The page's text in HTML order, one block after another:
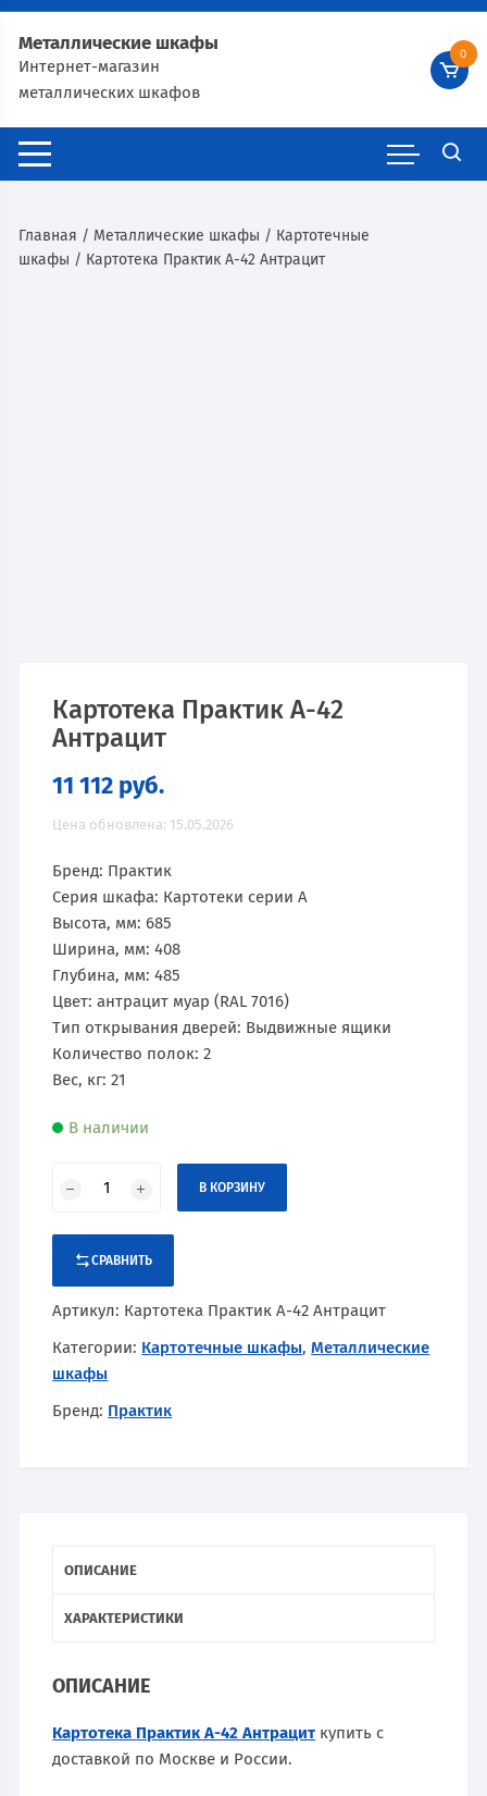
Металлические шкафы
Интернет-магазин
металлических шкафов
0
Главная / Металлические шкафы / Картотечные
шкафы / Картотека Практик А-42 Антрацит
Картотека Практик А-42
Антрацит
11 112 руб.
Цена обновлена: 15.05.2026
Бренд: Практик
Серия шкафа: Картотеки серии A
Высота, мм: 685
Ширина, мм: 408
Глубина, мм: 485
Цвет: антрацит муар (RAL 7016)
Тип открывания дверей: Выдвижные ящики
Количество полок: 2
Вес, кг: 21
В наличии
В КОРЗИНУ
СРАВНИТЬ
Артикул: Картотека Практик А-42 Антрацит
Категории: Картотечные шкафы,Металлические
шкафы
Бренд: Практик
ОПИСАНИЕ
ХАРАКТЕРИСТИКИ
ОПИСАНИЕ
Картотека Практик А-42 Антрацит купить с
доставкой по Москве и России.